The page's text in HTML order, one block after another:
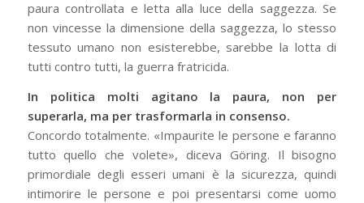
paura controllata e letta alla luce della saggezza. Se
non vincesse la dimensione della saggezza, lo stesso
tessuto umano non esisterebbe, sarebbe la lotta di
tutti contro tutti, la guerra fratricida.
In politica molti agitano la paura, non per
superarla, ma per trasformarla in consenso.
Concordo totalmente. «Impaurite le persone e faranno
tutto quello che volete», diceva Göring. Il bisogno
primordiale degli esseri umani è la sicurezza, quindi
intimorire le persone e poi presentarsi come uomo